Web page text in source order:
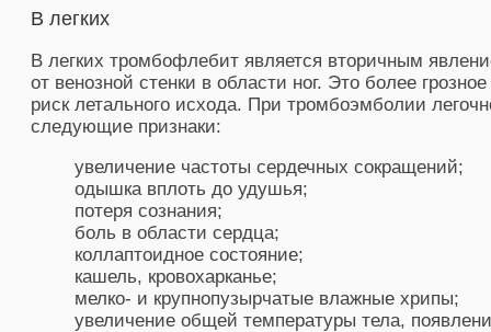
В легких
В легких тромбофлебит является вторичным
от венозной стенки в области ног. Это более
риск летального исхода. При тромбоэмболии
следующие признаки:
увеличение частоты сердечных сокращений;
одышка вплоть до удушья;
потеря сознания;
боль в области сердца;
коллаптоидное состояние;
кашель, кровохарканье;
мелко- и крупнопузырчатые влажные хрипы;
увеличение общей температуры тела,